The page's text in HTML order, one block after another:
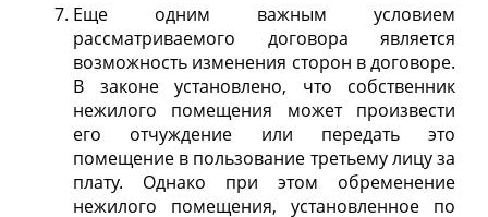
Еще одним важным условием
рассматриваемого договора является
возможность изменения сторон в договоре.
В законе установлено, что собственник
нежилого помещения может произвести
его отчуждение или передать это
помещение в пользование третьему лицу за
плату. Однако при этом обременение
нежилого помещения, установленное по